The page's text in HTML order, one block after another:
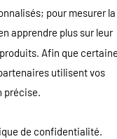
pour mesurer la
apprendre plus sur leur
Afin que
utilisent vos
précise.
de confidentialité.